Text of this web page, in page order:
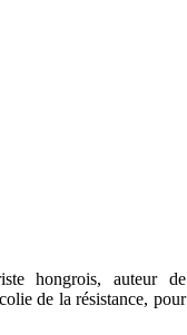
hongrois, auteur de
de la résistance, pour